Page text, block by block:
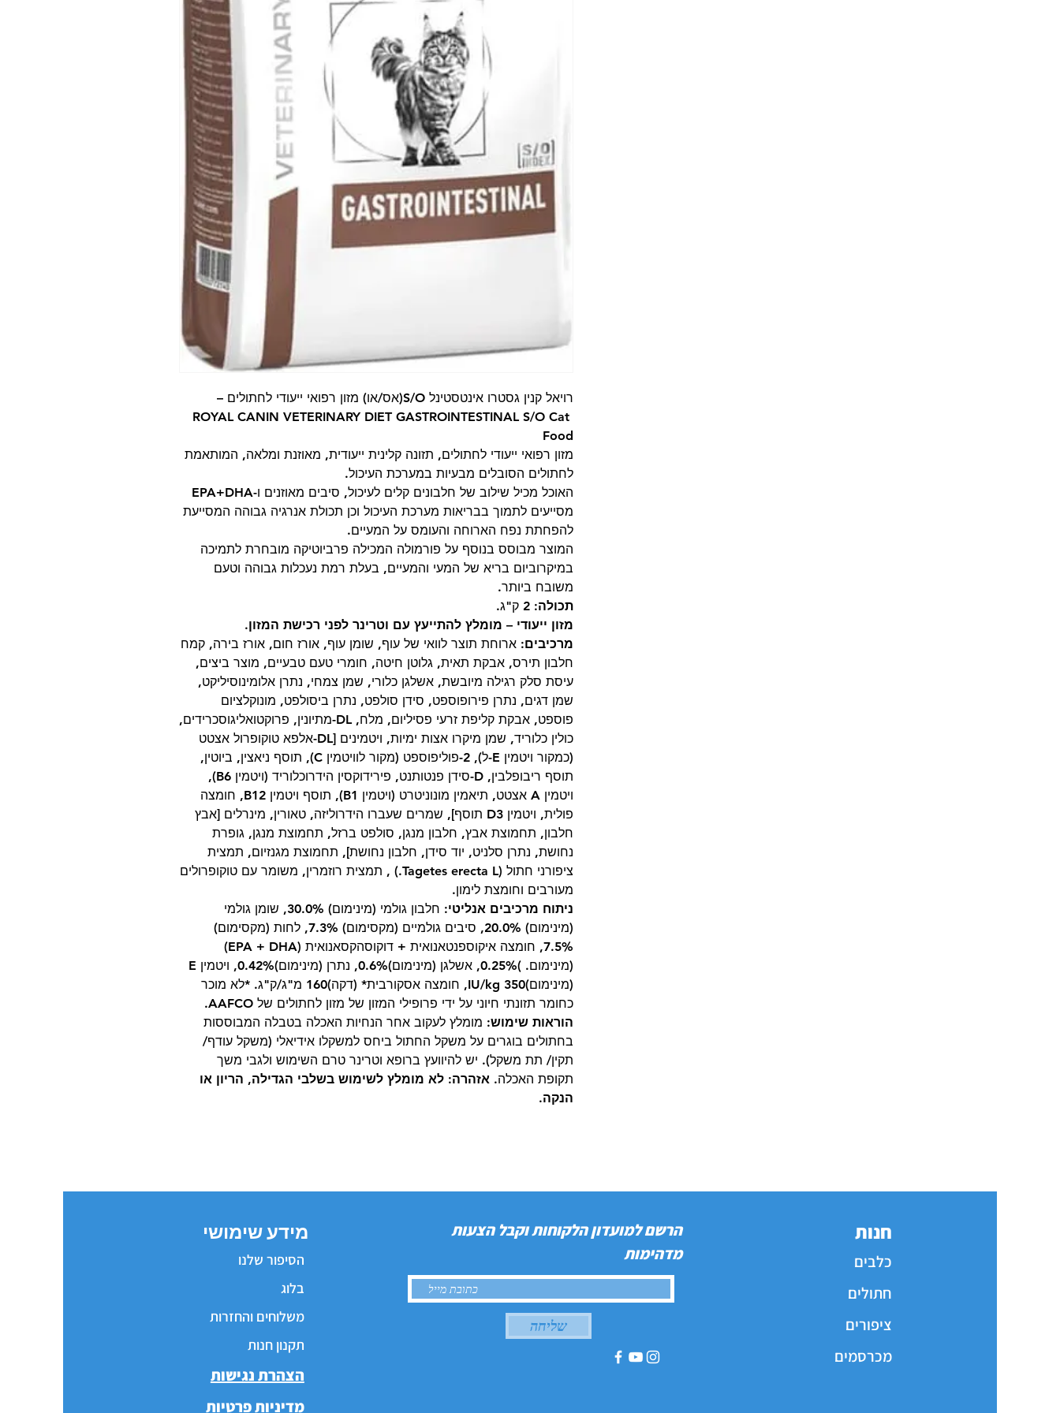
רויאל קנין גסטרו אינטסטינל S/O(אס/או) מזון רפואי ייעודי לחתולים –
ROYAL CANIN VETERINARY DIET GASTROINTESTINAL S/O Cat
Food
מזון רפואי ייעודי לחתולים, תזונה קלינית ייעודית, מאוזנת ומלאה, המותאמת
לחתולים הסובלים מבעיות במערכת העיכול.
האוכל מכיל שילוב של חלבונים קלים לעיכול, סיבים מאוזנים ו-EPA+DHA
מסייעים לתמוך בבריאות מערכת העיכול וכן תכולת אנרגיה גבוהה המסייעת
להפחתת נפח הארוחה והעומס על המעיים.
המוצר מבוסס בנוסף על פורמולה המכילה פרביוטיקה מובחרת לתמיכה
במיקרוביום בריא של המעי והמעיים, בעלת רמת נעכלות גבוהה וטעם
משובח ביותר.
תכולה:
מזון ייעודי – מומלץ להתייעץ עם וטרינר לפני רכישת המזון.
מרכיבים: ארוחת תוצר לוואי של עוף, שומן עוף, אורז חום, אורז בירה, קמח
חלבון תירס, אבקת תאית, גלוטן חיטה, חומרי טעם טבעיים, מוצר ביצים,
עיסת סלק רגילה מיובשת, אשלגן כלורי, שמן צמחי, נתרן אלומינוסיליקט,
שמן דגים, נתרן פירופוספט, סידן סולפט, נתרן ביסולפט, מונוקלציום
פוספט, אבקת קליפת זרעי פסיליום, מלח, DL-מתיונין, פרוקטואליגוסכרידים,
כולין כלוריד, שמן מיקרו אצות ימיות, ויטמינים [DL-אלפא טוקופרול אצטט
(כמקור ויטמין E-ל), 2-פוליפוספט (מקור לוויטמין C), תוסף ניאצין, ביוטין,
תוסף ריבופלבין, D-סידן פנטותנט, פירידוקסין הידרוכלוריד (ויטמין B6),
ויטמין A אצטט, תיאמין מונוניטרט (ויטמין B1), תוסף ויטמין B12, חומצה
פולית, ויטמין D3 תוסף], שמרים שעברו הידרוליזה, טאורין, מינרלים [אבץ
חלבון, תחמוצת אבץ, חלבון מנגן, סולפט ברזל, תחמוצת מנגן, גופרת
נחושת, נתרן סלניט, יוד סידן, חלבון נחושת], תחמוצת מגנזיום, תמצית
ציפורני חתול (Tagetes erecta L.) , תמצית רוזמרין, משומר עם טוקופרולים
מעורבים וחומצת לימון.
ניתוח מרכיבים אנליטי:
חלבון גולמי (מינימום) 30.0%, שומן גולמי
(מינימום) 20.0%, סיבים גולמיים (מקסימום) 7.3%, לחות (מקסימום)
7.5%, חומצה איקוספנטאנואית + דוקוסהקסאנואית (EPA + DHA)
(מינימום. )0.25%, אשלגן (מינימום)0.6%, נתרן (מינימום)0.42%, ויטמין E
(מינימום)350 IU/kg, חומצה אסקורבית* (דקה)160 מ"ג/ק"ג. *לא מוכר
כחומר תזונתי חיוני על ידי פרופילי המזון של מזון לחתולים של AAFCO.
הוראות שימוש: מומלץ לעקוב אחר הנחיות האכלה בטבלה המבוססות
בחתולים בוגרים על משקל החתול ביחס למשקלו אידיאלי (משקל עודף/
תקין/ תת משקל). יש להיוועץ ברופא וטרינר טרם השימוש ולגבי משך
תקופת האכלה. אזהרה: לא מומלץ לשימוש בשלבי הגדילה, הריון או
הנקה.
מידע שימושי
הסיפור שלנו
בלוג
משלוחים והחזרות
תקנון חנות
הצהרת נגישות
מדיניות פרטיות
הרשם למועדון הלקוחות וקבל הצעות
מדהימות
שליחה
חנות
כלבים
חתולים
ציפורים
מכרסמים